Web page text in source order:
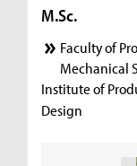
M.Sc.
Faculty of
Mechanical
Institute of
Design